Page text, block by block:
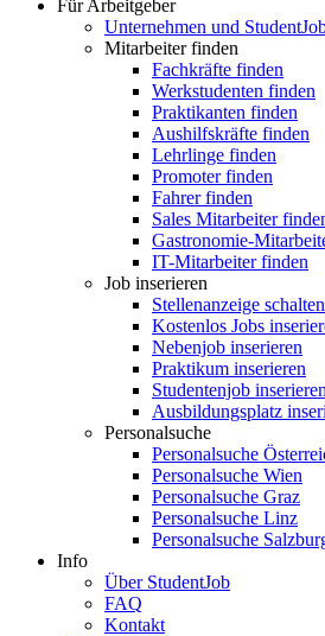
Für Arbeitgeber
Unternehmen und
Mitarbeiter finden
Fachkräfte finden
Werkstudenten finden
Praktikanten finden
Aushilfskräfte finden
Lehrlinge finden
Promoter finden
Fahrer finden
Sales Mitarbeiter
Gastronomie-
IT-Mitarbeiter finden
Job inserieren
Stellenanzeige schalten
Kostenlos Jobs
Nebenjob inserieren
Praktikum inserieren
Studentenjob inserieren
Ausbildungsplatz
Personalsuche
Personalsuche
Personalsuche Wien
Personalsuche Graz
Personalsuche Linz
Personalsuche
Info
Über StudentJob
FAQ
Kontakt